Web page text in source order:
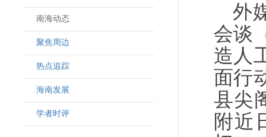
南海动态
聚焦周边
热点追踪
海南发展
学者时评
外
会谈
造人
面行
县尖
附近